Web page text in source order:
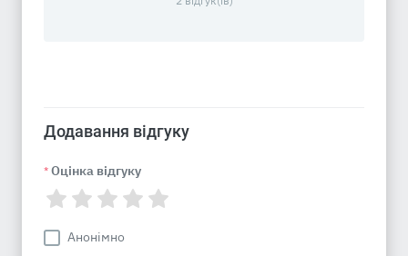
Додавання відгуку
* Оцінка відгуку
Анонімно